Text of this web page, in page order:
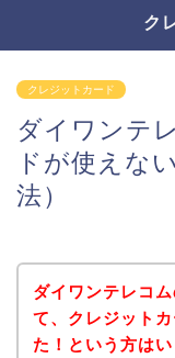
ク
クレジットカード
ダイワンテ
ドが使えな
法）
ダイワンテレコ
て、クレジット
た！という方は